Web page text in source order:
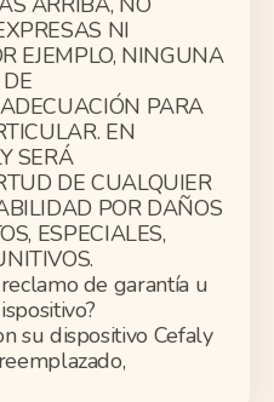
NI
EJEMPLO, NINGUNA
PARA
EN
SERÁ
DE CUALQUIER
POR DAÑOS
ESPECIALES,
de garantía u
su dispositivo Cefaly